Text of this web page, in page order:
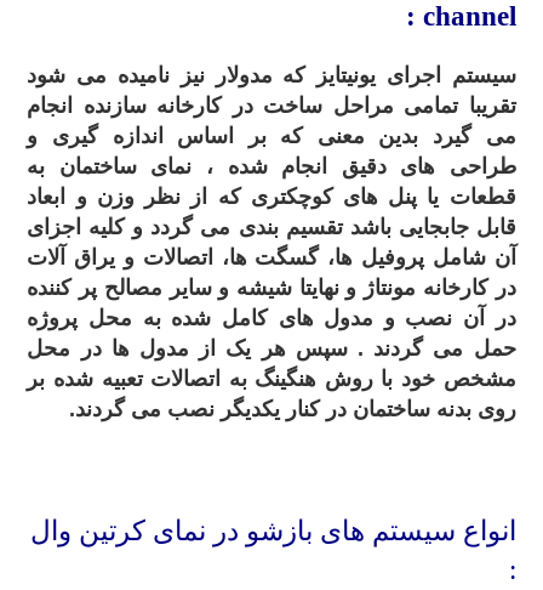
channel :
سیستم اجرای یونیتایز که مدولار نیز نامیده می شود
تقریبا تمامی مراحل ساخت در کارخانه سازنده انجام
می گیرد بدین معنی که بر اساس اندازه گیری و
طراحی های دقیق انجام شده ، نمای ساختمان به
قطعات یا پنل های کوچکتری که از نظر وزن و ابعاد
قابل جابجایی باشد تقسیم بندی می گردد و کلیه اجزای
آن شامل پروفیل ها، گسگت ها، اتصالات و یراق آلات
در کارخانه مونتاژ و نهایتا شیشه و سایر مصالح پر کننده
در آن نصب و مدول های کامل شده به محل پروژه
حمل می گردند . سپس هر یک از مدول ها در محل
مشخص خود با روش هنگینگ به اتصالات تعبیه شده بر
روی بدنه ساختمان در کنار یکدیگر نصب می گردند.
انواع سیستم های بازشو در نمای کرتین وال
: